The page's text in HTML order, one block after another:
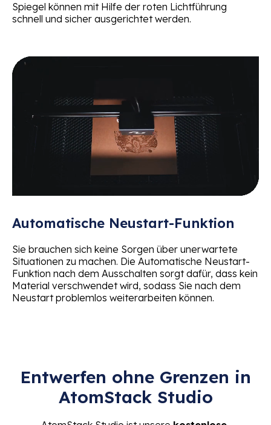
Spiegel können mit Hilfe der roten Lichtführung
schnell und sicher ausgerichtet werden.
Automatische Neustart-Funktion
Sie brauchen sich keine Sorgen über unerwartete
Situationen zu machen. Die Automatische Neustart-
Funktion nach dem Ausschalten sorgt dafür, dass kein
Material verschwendet wird, sodass Sie nach dem
Neustart problemlos weiterarbeiten können.
Entwerfen ohne Grenzen in
AtomStack Studio